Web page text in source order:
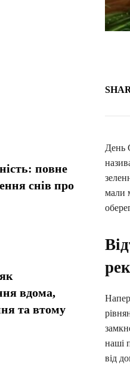
повне
снів про
вдома,
та втому
День
мали
наші
від